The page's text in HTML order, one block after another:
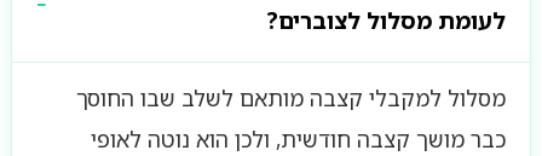
לעומת מסלול לצוברים?
מסלול למקבלי קצבה מותאם לשלב שבו החוסך
כבר מושך קצבה חודשית, ולכן הוא נוטה לאופי